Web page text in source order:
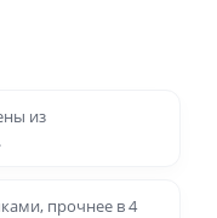
из
прочнее в 4